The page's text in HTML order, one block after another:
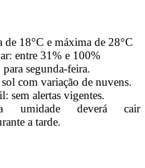
de 18°C e máxima de 28°C
entre 31% e 100%
segunda-feira.
com variação de nuvens.
sem alertas vigentes.
a umidade deverá cair
a tarde.